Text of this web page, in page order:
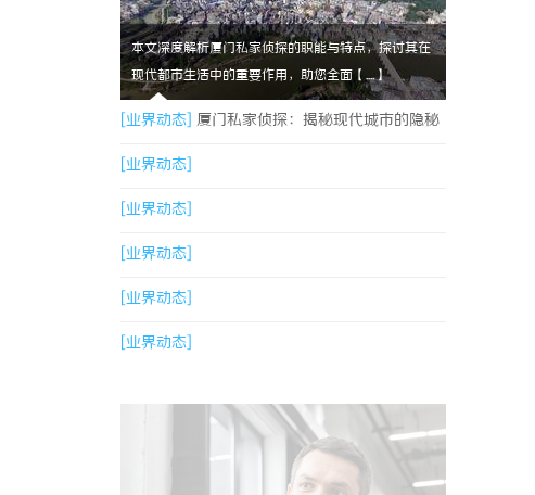
本文深度解析厦门私家侦探的职能与特点，探讨其在
现代都市生活中的重要作用，助您全面【....】
[业界动态] 厦门私家侦探：揭秘现代城市的隐秘
守护者
[业界动态]
[业界动态]
[业界动态]
[业界动态]
[业界动态]